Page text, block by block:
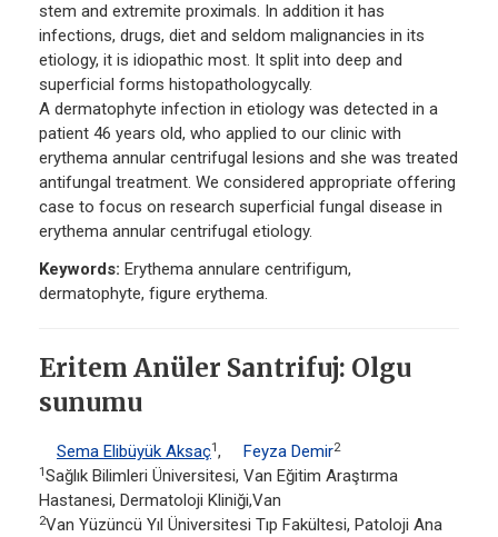
stem and extremite proximals. In addition it has
infections, drugs, diet and seldom malignancies in its
etiology, it is idiopathic most. It split into deep and
superficial forms histopathologycally.
A dermatophyte infection in etiology was detected in a
patient 46 years old, who applied to our clinic with
erythema annular centrifugal lesions and she was treated
antifungal treatment. We considered appropriate offering
case to focus on research superficial fungal disease in
erythema annular centrifugal etiology.
Keywords: Erythema annulare centrifigum,
dermatophyte, figure erythema.
Eritem Anüler Santrifuj: Olgu
sunumu
Sema Elibüyük Aksaç1, Feyza Demir2
1Sağlık Bilimleri Üniversitesi, Van Eğitim Araştırma
Hastanesi, Dermatoloji Kliniği,Van
2Van Yüzüncü Yıl Üniversitesi Tıp Fakültesi, Patoloji Ana